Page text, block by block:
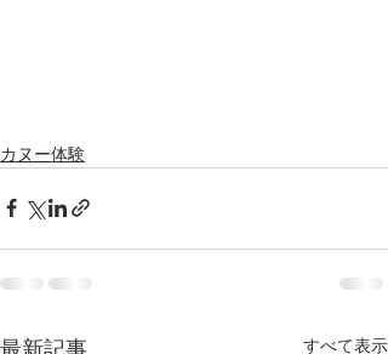
カヌー体験
最新記事 すべて表示